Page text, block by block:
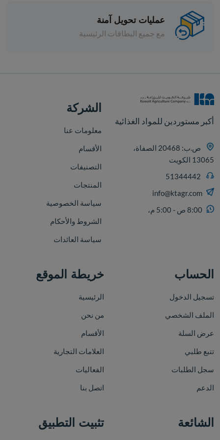
عمليات تحويل آمنة
مع جميع البطاقات الرئيسية
أكبر مستوردين للمواد الغذائية
ص.ب: 20468 الصفاة،
13065 الكويت
info@ktagr.com
8:00 ص - 5:00 م،
الشركة
معلومات عنا
الأقسام
التصنيفات
المنتجات
سياسة الخصوصية
الشروط والأحكام
سياسة العائدات
الحساب
تسجيل الدخول
الملف الشخصي
عرض السلة
تتبع طلبي
سجل الطلبات
الدعم
خريطة الموقع
الرئيسية
من نحن
الأقسام
العلامات التجارية
الفعاليات
اتصل بنا
الشائعة تثبيت التطبيق